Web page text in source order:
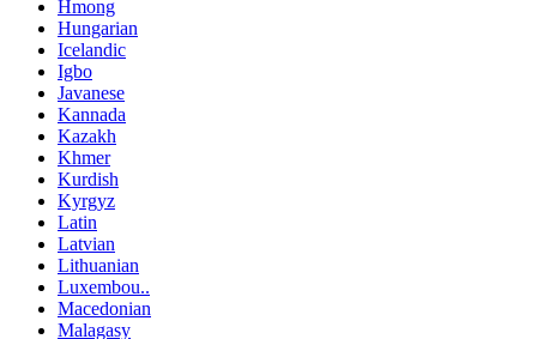
Hmong
Hungarian
Icelandic
Igbo
Javanese
Kannada
Kazakh
Khmer
Kurdish
Kyrgyz
Latin
Latvian
Lithuanian
Luxembou..
Macedonian
Malagasy